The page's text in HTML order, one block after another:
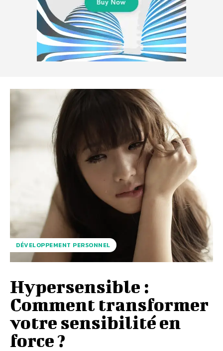
DÉVELOPPEMENT PERSONNEL
Hypersensible :
Comment transformer
votre sensibilité en
force ?